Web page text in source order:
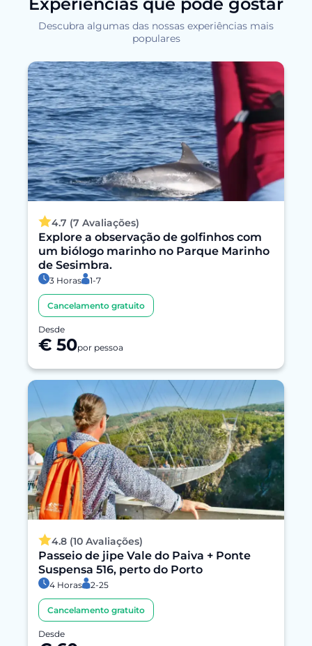
Descubra algumas das nossas experiências mais
populares
4.7 (7 Avaliações)
Explore a observação de golfinhos com
um biólogo marinho no Parque Marinho
de Sesimbra.
3 Horas 1-7
Cancelamento gratuito
Desde
€ 50por pessoa
4.8 (10 Avaliações)
Passeio de jipe Vale do Paiva + Ponte
Suspensa 516, perto do Porto
4 Horas 2-25
Cancelamento gratuito
Desde